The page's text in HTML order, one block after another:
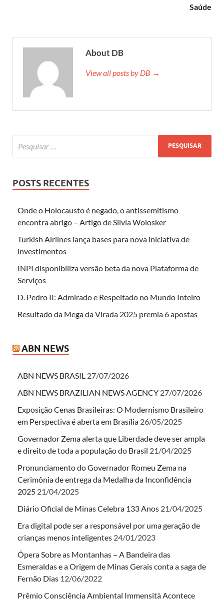
Saúde
About DB
View all posts by DB →
POSTS RECENTES
Onde o Holocausto é negado, o antissemitismo
encontra abrigo – Artigo de Silvia Wolosker
Turkish Airlines lança bases para nova iniciativa de
investimentos
INPI disponibiliza versão beta da nova Plataforma de
Serviços
D. Pedro II: Admirado e Respeitado no Mundo Inteiro
Resultado da Mega da Virada 2025 premia 6 apostas
ABN NEWS
ABN NEWS BRASIL 27/07/2026
ABN NEWS BRAZILIAN NEWS AGENCY 27/07/2026
Exposição Cenas Brasileiras: O Modernismo Brasileiro
em Perspectiva é aberta em Brasília 26/05/2025
Governador Zema alerta que Liberdade deve ser ampla
e direito de toda a população do Brasil 21/04/2025
Pronunciamento do Governador Romeu Zema na
Cerimônia de entrega da Medalha da Inconfidência
2025 21/04/2025
Diário Oficial de Minas Celebra 133 Anos 21/04/2025
Era digital pode ser a responsável por uma geração de
crianças menos inteligentes 24/01/2023
Ópera Sobre as Montanhas – A Bandeira das
Esmeraldas e a Origem de Minas Gerais conta a saga de
Fernão Dias 12/06/2022
Prêmio Consciência Ambiental Immensità Acontece